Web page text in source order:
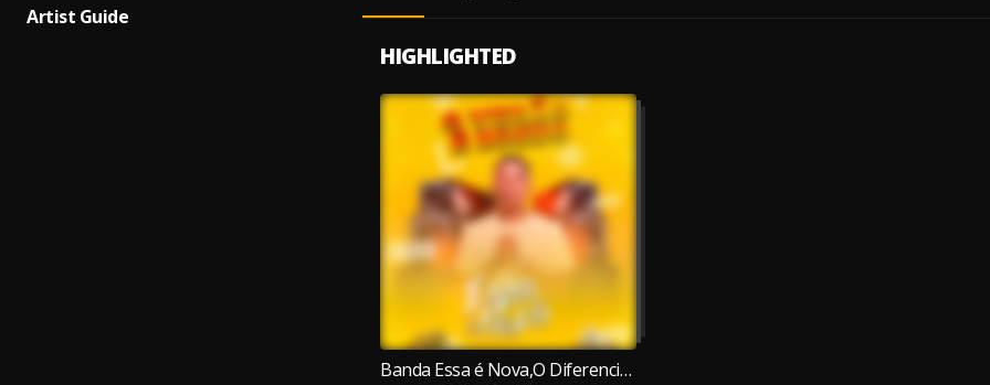
Artist Guide
HIGHLIGHTED
Banda Essa é Nova,O Diferenciado na Voz